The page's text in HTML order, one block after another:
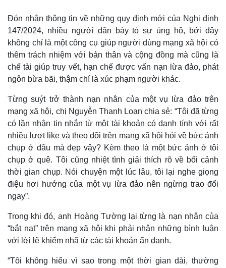
Thế giới
Quan sát
Hồ sơ
Multimedia
E-Magazine
Infographic
Đón nhận thông tin về những quy định mới của Nghị định
147/2024, nhiều người dân bày tỏ sự ủng hộ, bởi đây
không chỉ là một công cụ giúp người dùng mạng xã hội có
thêm trách nhiệm với bản thân và cộng đồng mà cũng là
chế tài giúp truy vết, hạn chế được vấn nạn lừa đảo, phát
ngôn bừa bãi, thậm chí là xúc phạm người khác.
Từng suýt trở thành nạn nhân của một vụ lừa đảo trên
mạng xã hội, chị Nguyễn Thanh Loan chia sẻ: “Tôi đã từng
có lần nhận tin nhắn từ một tài khoản có danh tính với rất
nhiều lượt like và theo dõi trên mạng xã hội hỏi về bức ảnh
chụp ở đâu mà đẹp vậy? Kèm theo là một bức ảnh ở tôi
chụp ở quê. Tôi cũng nhiệt tình giải thích rõ về bối cảnh
thời gian chụp. Nói chuyện một lúc lâu, tôi lại nghe giọng
điệu hơi hướng của một vụ lừa đảo nên ngừng trao đổi
ngay”.
Trong khi đó, anh Hoàng Tường lại từng là nạn nhân của
“bắt nạt” trên mạng xã hội khi phải nhận những bình luận
với lời lẽ khiếm nhã từ các tài khoản ẩn danh.
“Tôi không hiểu vì sao trong một thời gian dài, thường